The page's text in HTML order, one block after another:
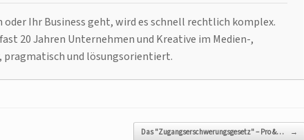
oder Ihr Business geht, wird es schnell rechtlich komplex.
20 Jahren Unternehmen und Kreative im Medien-,
pragmatisch und lösungsorientiert.
Das "Zugangserschwerungsgesetz" – Pro &… →